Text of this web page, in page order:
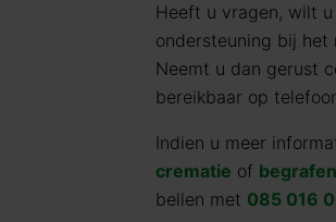
Heeft u vragen, wilt
ondersteuning bij het
Neemt u dan gerust
bereikbaar op
Indien u meer
crematie of
bellen met 085 016